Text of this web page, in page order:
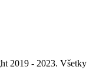
2019 - 2023. Všetky